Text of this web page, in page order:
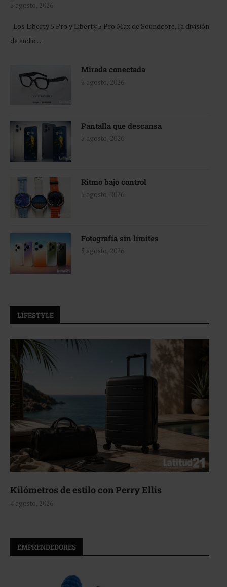
5 agosto, 2026
Los Liberty 5 Pro y Liberty 5 Pro Max de Soundcore, la división
de audio …
Mirada conectada
5 agosto, 2026
Pantalla que descansa
5 agosto, 2026
Ritmo bajo control
5 agosto, 2026
Fotografía sin límites
5 agosto, 2026
LIFESTYLE
Kilómetros de estilo con Perry Ellis
4 agosto, 2026
EMPRENDEDORES